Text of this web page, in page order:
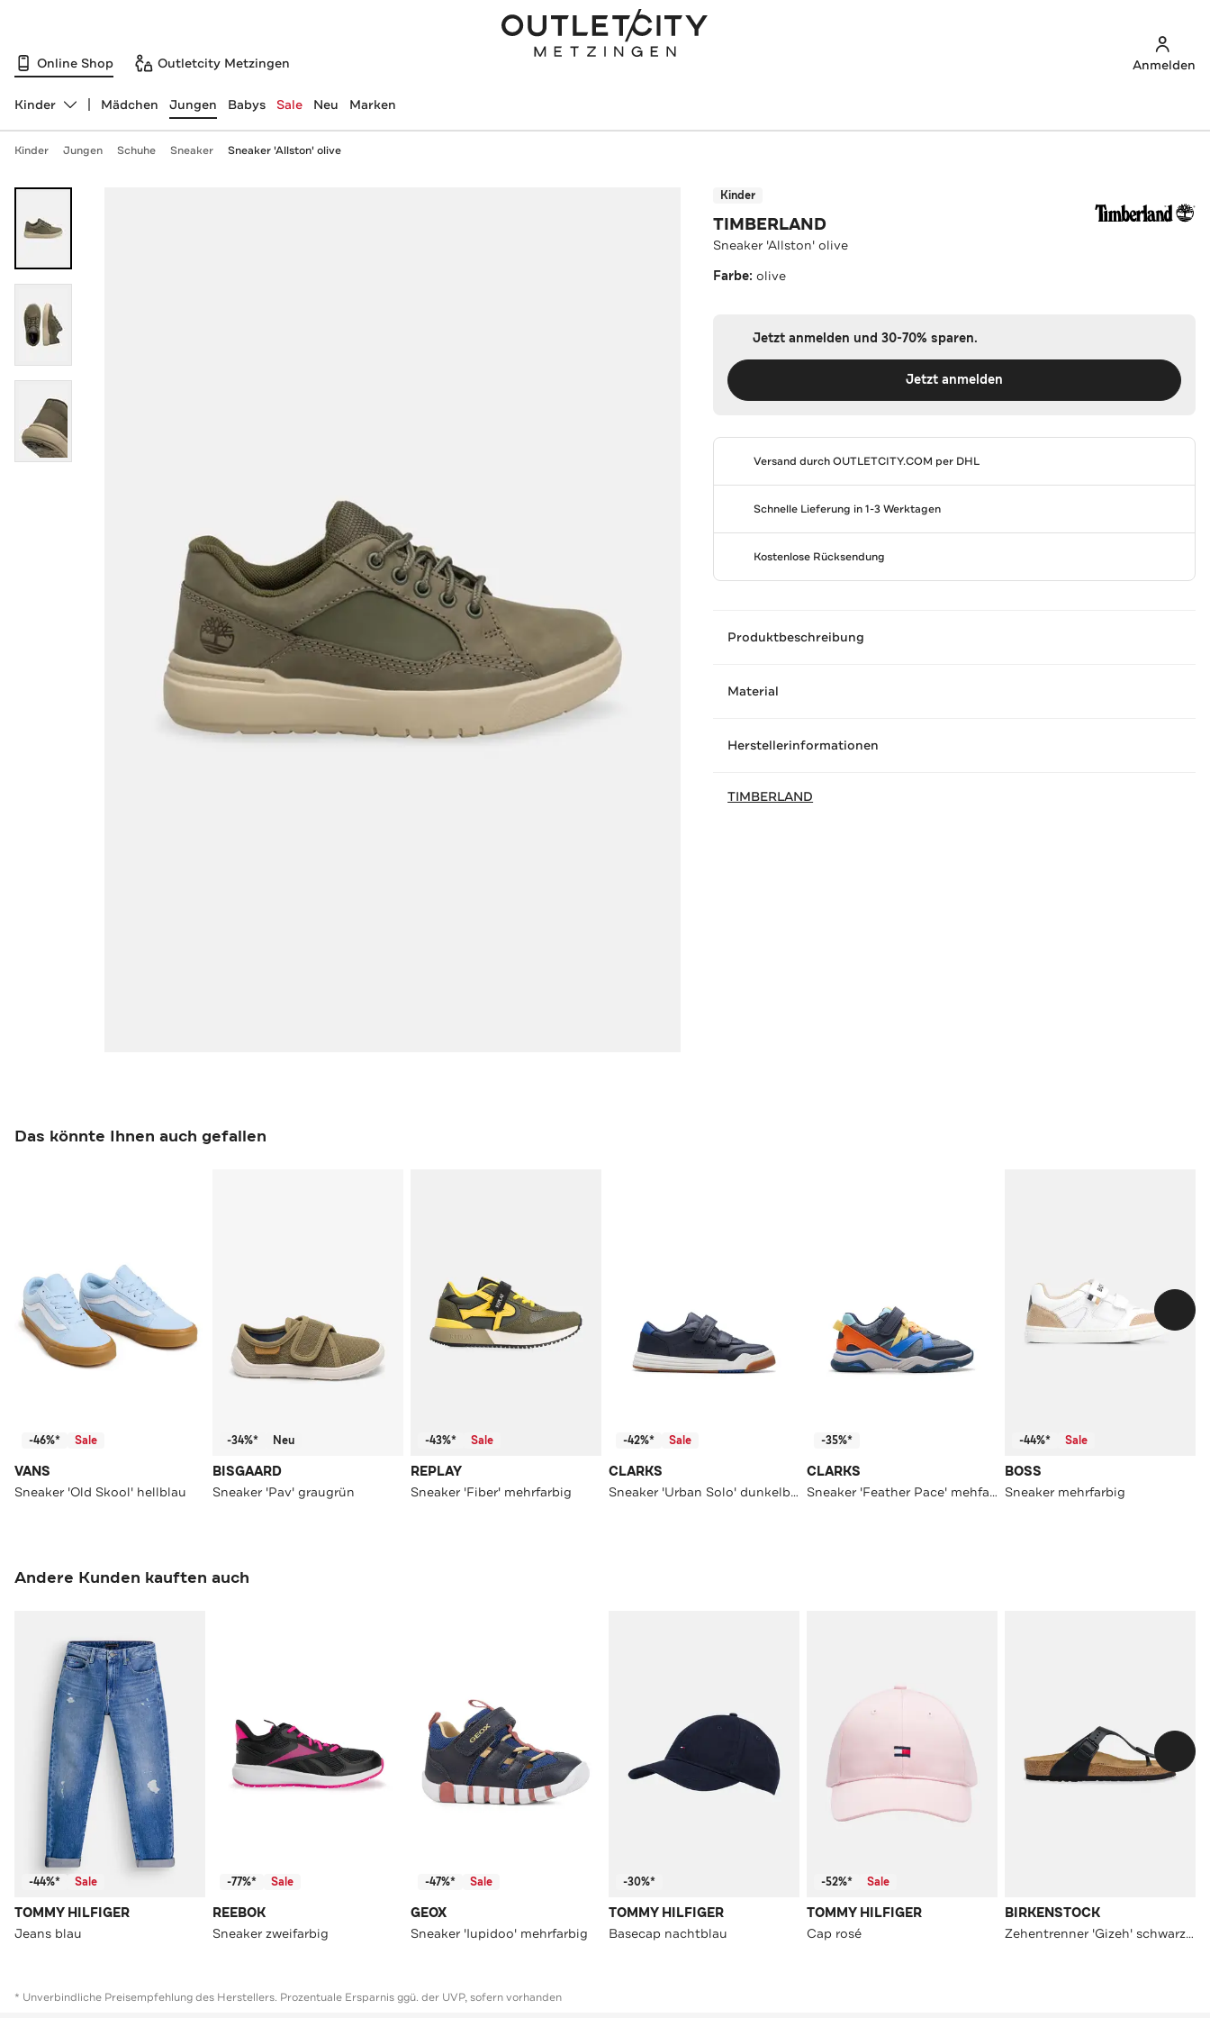
Online Shop Outletcity Metzingen Anmelden
Abteilung ändern, ausgewählt:
Kinder Mädchen Jungen Babys Sale Neu Marken
Kinder Jungen Schuhe Sneaker Sneaker 'Allston' olive
Kinder
TIMBERLAND
Sneaker 'Allston' olive
Farbe:olive
Jetzt anmelden und 30-70% sparen.
Jetzt anmelden
Versand durchOUTLETCITY.COM per DHL
Schnelle Lieferung in 1-3 Werktagen
Kostenlose Rücksendung
Produktbeschreibung
Material
Herstellerinformationen
TIMBERLAND
Das könnte Ihnen auch gefallen
-46%* Sale
VANS
Sneaker 'Old Skool' hellblau
-34%* Neu
BISGAARD
Sneaker 'Pav' graugrün
-43%* Sale
REPLAY
Sneaker 'Fiber' mehrfarbig
-42%* Sale
CLARKS
Sneaker 'Urban Solo' dunkelblau
-35%*
CLARKS
Sneaker 'Feather Pace' mehfarbig
-44%* Sale
BOSS
Sneaker mehrfarbig
Andere Kunden kauften auch
-44%* Sale
TOMMY HILFIGER
Jeans blau
-77%* Sale
REEBOK
Sneaker zweifarbig
-47%* Sale
GEOX
Sneaker 'Iupidoo' mehrfarbig
-30%*
TOMMY HILFIGER
Basecap nachtblau
-52%* Sale
TOMMY HILFIGER
Cap rosé
BIRKENSTOCK
Zehentrenner 'Gizeh' schwarz unisex
* Unverbindliche Preisempfehlung des Herstellers. Prozentuale Ersparnis ggü. der UVP, sofern vorhanden